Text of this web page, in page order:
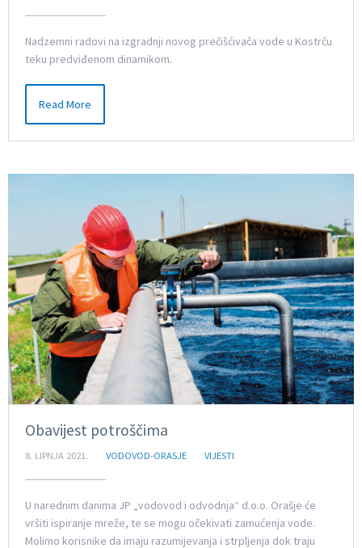
Nadzemni radovi na izgradnji novog prečišćivača vode u Kostrču
teku predviđenom dinamikom.
Read More
Obavijest potroščima
8. LIPNJA 2021. VODOVOD-ORASJE VIJESTI
U narednim danima JP „vodovod i odvodnja“ d.o.o. Orašje će
vršiti ispiranje mreže, te se mogu očekivati zamućenja vode.
Molimo korisnike da imaju razumijevanja i strpljenja dok traju